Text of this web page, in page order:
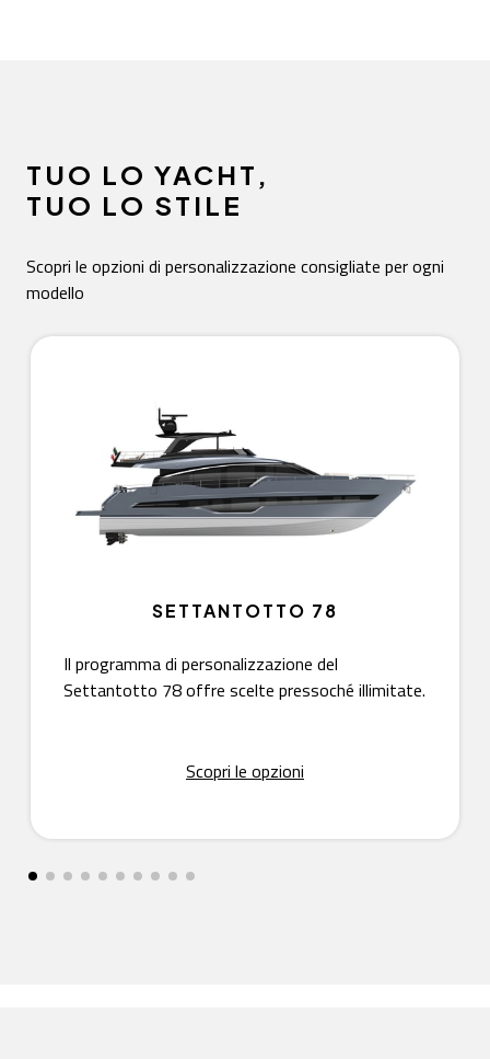
TUO LO YACHT,
TUO LO STILE
Scopri le opzioni di personalizzazione consigliate per ogni
modello
SETTANTOTTO 78
Il programma di personalizzazione del
Settantotto 78 offre scelte pressoché illimitate.
Scopri le opzioni